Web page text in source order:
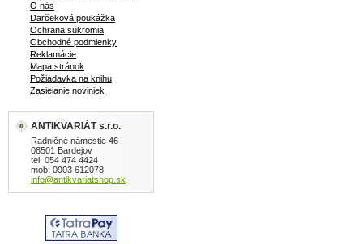
O nás
Darčeková poukážka
Ochrana súkromia
Obchodné podmienky
Reklamácie
Mapa stránok
Požiadavka na knihu
Zasielanie noviniek
ANTIKVARIÁT s.r.o.
Radničné námestie 46
08501 Bardejov
tel: 054 474 4424
mob: 0903 612078
info@antikvariatshop.sk